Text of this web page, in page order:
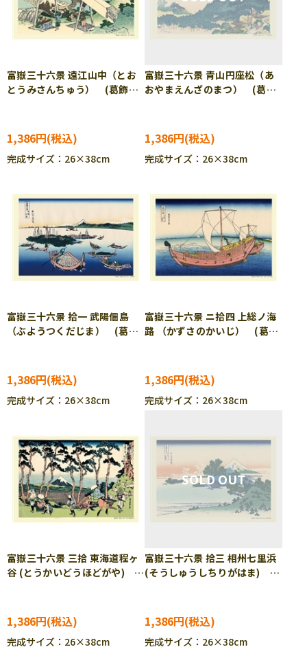
富嶽三十六景 遠江山中（とお
とうみさんちゅう） (葛飾北
TM］
1,386円
完成サイズ：26×38cm
富嶽三十六景 青山円座松（あ
おやまえんざのまつ） (葛飾
［CP-TM］
1,386円
完成サイズ：26×38cm
富嶽三十六景 拾一 武陽佃島
（ぶようつくだじま） (葛飾
1,386円
完成サイズ：26×38cm
富嶽三十六景 ニ拾四 上総ノ海
路 （かずさのかいじ） (葛飾
1,386円
完成サイズ：26×38cm
富嶽三十六景 三拾 東海道程ヶ
谷 (とうかいどうほどがや)
1,386円
完成サイズ：26×38cm
富嶽三十六景 拾三 相州七里浜
(そうしゅうしちりがはま)
1,386円
完成サイズ：26×38cm